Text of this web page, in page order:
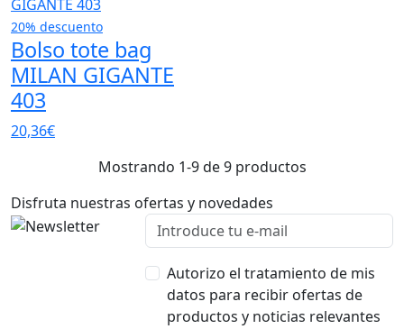
20% descuento
Bolso tote bag
MILAN GIGANTE
403
20,36€
Mostrando 1-9 de 9 productos
Disfruta nuestras ofertas y novedades
Autorizo el tratamiento de mis
datos para recibir ofertas de
productos y noticias relevantes